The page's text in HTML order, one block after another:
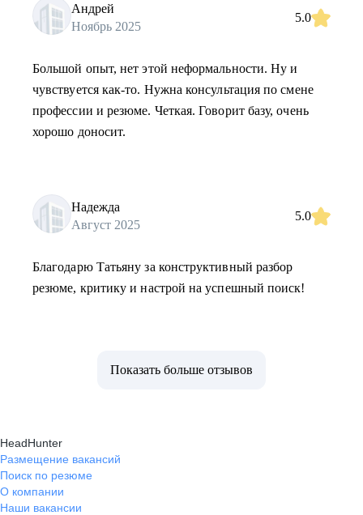
Андрей
Ноябрь 2025
5.0
Большой опыт, нет этой неформальности. Ну и
чувствуется как-то. Нужна консультация по смене
профессии и резюме. Четкая. Говорит базу, очень
хорошо доносит.
Надежда
Август 2025
5.0
Благодарю Татьяну за конструктивный разбор
резюме, критику и настрой на успешный поиск!
Показать больше отзывов
HeadHunter
Размещение вакансий
Поиск по резюме
О компании
Наши вакансии